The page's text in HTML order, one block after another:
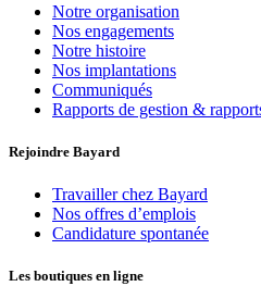
Notre organisation
Nos engagements
Notre histoire
Nos implantations
Communiqués
Rapports de gestion &
Rejoindre Bayard
Travailler chez Bayard
Nos offres d’emplois
Candidature spontanée
Les boutiques en ligne